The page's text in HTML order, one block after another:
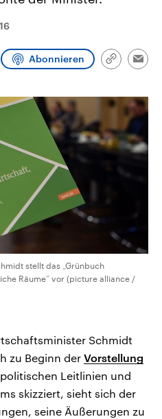
Abonnieren
Link
stellt das „Grünbuch
Räume“ vor (picture alliance /
Schmidt
zu Beginn der Vorstellung
Leitlinien und
skizziert, sieht sich der
seine Äußerungen zu